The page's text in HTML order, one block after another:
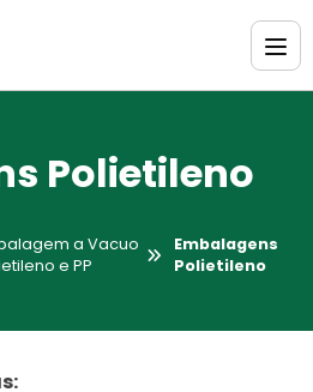
Polietileno
a Vacuo
e PP
Embalagens
Polietileno